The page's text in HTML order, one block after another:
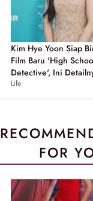
Kim Hye Yoon Siap
Film Baru 'High
Detective', Ini
Life
FOR